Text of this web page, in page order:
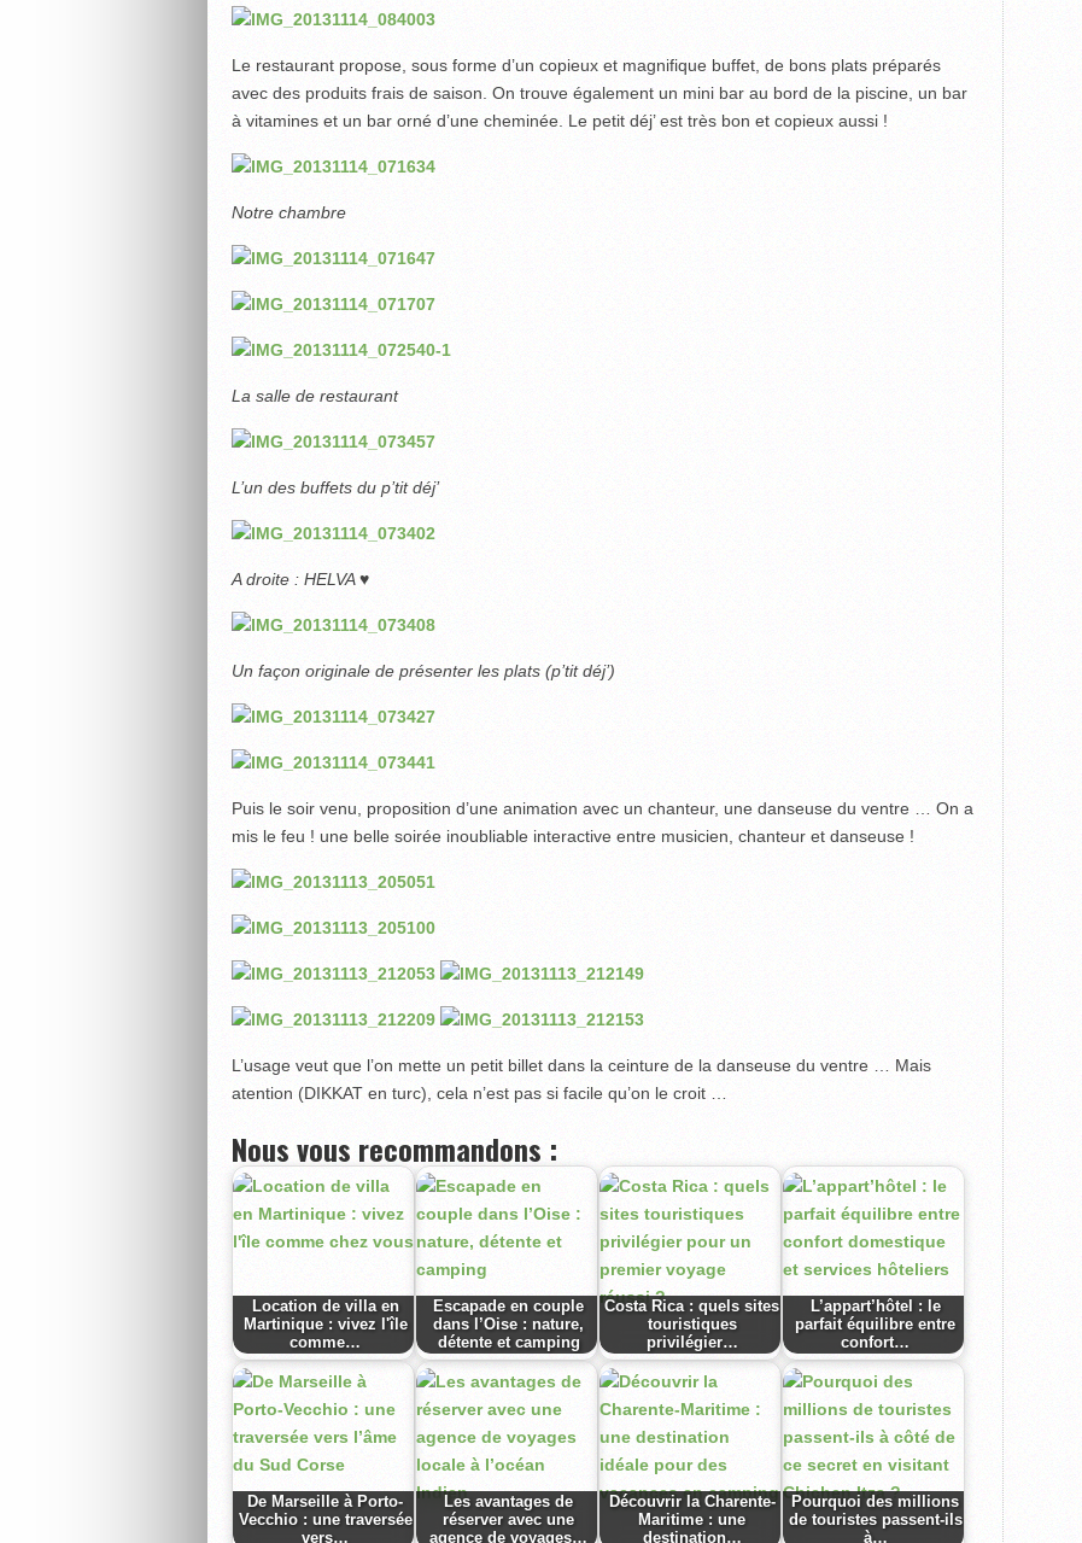
Le restaurant propose, sous forme d’un copieux et magnifique buffet, de bons plats préparés
avec des produits frais de saison. On trouve également un mini bar au bord de la piscine, un bar
à vitamines et un bar orné d’une cheminée. Le petit déj’ est très bon et copieux aussi !
Notre chambre
La salle de restaurant
L’un des buffets du p’tit déj’
A droite : HELVA ♥
Un façon originale de présenter les plats (p’tit déj’)
Puis le soir venu, proposition d’une animation avec un chanteur, une danseuse du ventre … On a
mis le feu ! une belle soirée inoubliable interactive entre musicien, chanteur et danseuse !
L’usage veut que l’on mette un petit billet dans la ceinture de la danseuse du ventre … Mais
atention (DIKKAT en turc), cela n’est pas si facile qu’on le croit …
Nous vous recommandons :
Location de villa en
Martinique : vivez l'île
comme…
Escapade en couple
dans l’Oise : nature,
détente et camping
Costa Rica : quels sites
touristiques
privilégier…
L’appart’hôtel : le
parfait équilibre entre
confort…
De Marseille à Porto-
Vecchio : une traversée
vers…
Les avantages de
réserver avec une
agence de voyages…
Découvrir la Charente-
Maritime : une
destination…
Pourquoi des millions
de touristes passent-ils
à…